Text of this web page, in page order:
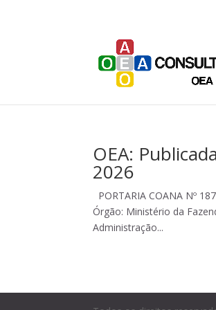
OEA:
2026
PORTARIA COANA Nº
Órgão: Ministério da
Administração...